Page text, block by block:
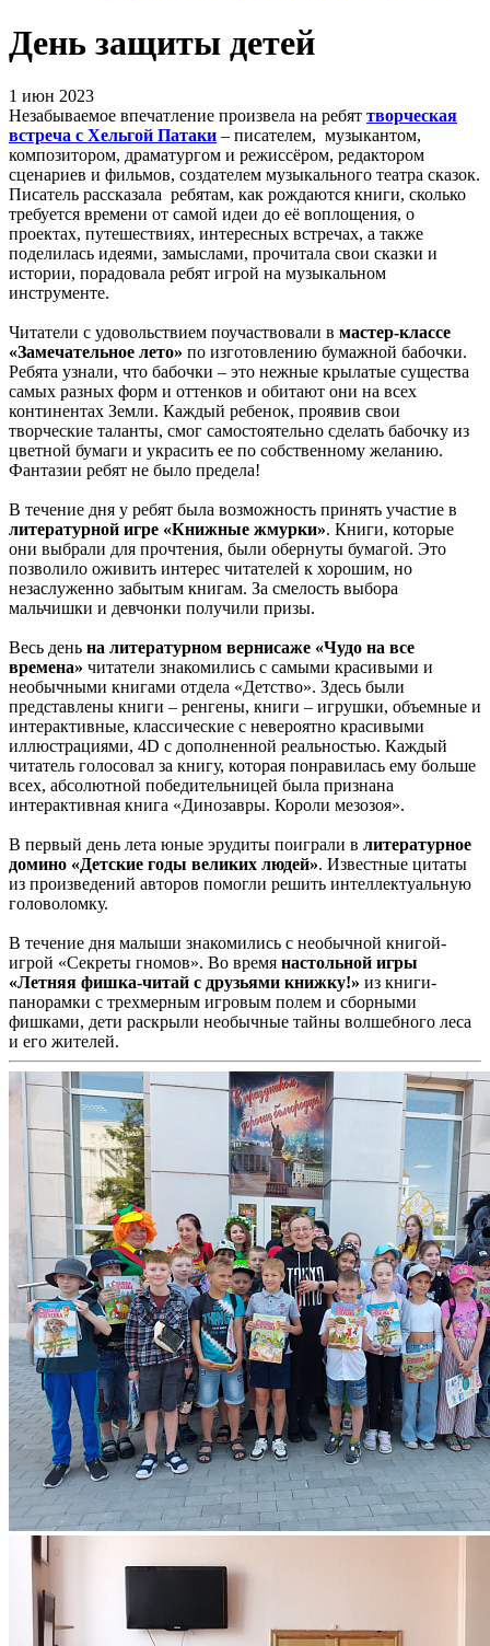
День защиты детей
1 июн 2023
Незабываемое впечатление произвела на ребят творческая
встреча с Хельгой Патаки – писателем, музыкантом,
композитором, драматургом и режиссёром, редактором
сценариев и фильмов, создателем музыкального театра сказок.
Писатель рассказала ребятам, как рождаются книги, сколько
требуется времени от самой идеи до её воплощения, о
проектах, путешествиях, интересных встречах, а также
поделилась идеями, замыслами, прочитала свои сказки и
истории, порадовала ребят игрой на музыкальном
инструменте.
Читатели с удовольствием поучаствовали в мастер-классе
«Замечательное лето» по изготовлению бумажной бабочки.
Ребята узнали, что бабочки – это нежные крылатые существа
самых разных форм и оттенков и обитают они на всех
континентах Земли. Каждый ребенок, проявив свои
творческие таланты, смог самостоятельно сделать бабочку из
цветной бумаги и украсить ее по собственному желанию.
Фантазии ребят не было предела!
В течение дня у ребят была возможность принять участие в
литературной игре «Книжные жмурки». Книги, которые
они выбрали для прочтения, были обернуты бумагой. Это
позволило оживить интерес читателей к хорошим, но
незаслуженно забытым книгам. За смелость выбора
мальчишки и девчонки получили призы.
Весь день на литературном вернисаже «Чудо на все
времена» читатели знакомились с самыми красивыми и
необычными книгами отдела «Детство». Здесь были
представлены книги – ренгены, книги – игрушки, объемные и
интерактивные, классические с невероятно красивыми
иллюстрациями, 4D с дополненной реальностью. Каждый
читатель голосовал за книгу, которая понравилась ему больше
всех, абсолютной победительницей была признана
интерактивная книга «Динозавры. Короли мезозоя».
В первый день лета юные эрудиты поиграли в литературное
домино «Детские годы великих людей». Известные цитаты
из произведений авторов помогли решить интеллектуальную
головоломку.
В течение дня малыши знакомились с необычной книгой-
игрой «Секреты гномов». Во время настольной игры
«Летняя фишка-читай с друзьями книжку!» из книги-
панорамки с трехмерным игровым полем и сборными
фишками, дети раскрыли необычные тайны волшебного леса
и его жителей.